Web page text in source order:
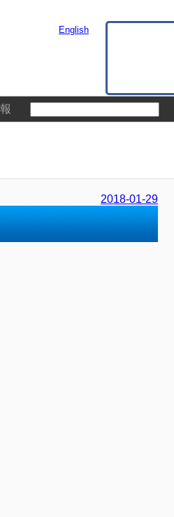
English
2018-01-29